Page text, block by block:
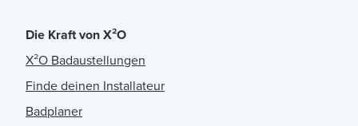
Die Kraft von X²O
X²O Badaustellungen
Finde deinen Installateur
Badplaner